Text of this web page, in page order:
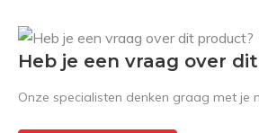
Heb je een vraag over
Onze specialisten denken graag met je